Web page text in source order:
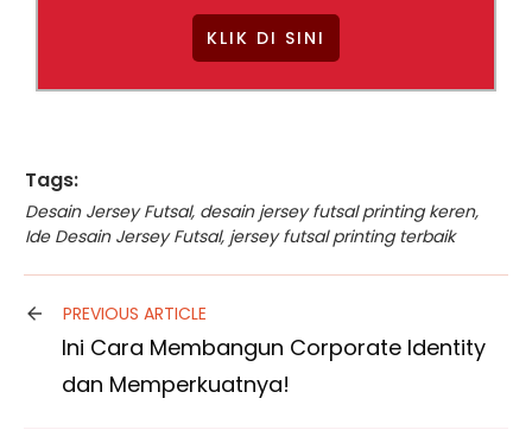
KLIK DI SINI
Tags:
Desain Jersey Futsal, desain jersey futsal printing keren,
Ide Desain Jersey Futsal, jersey futsal printing terbaik
PREVIOUS ARTICLE
Ini Cara Membangun Corporate Identity
dan Memperkuatnya!